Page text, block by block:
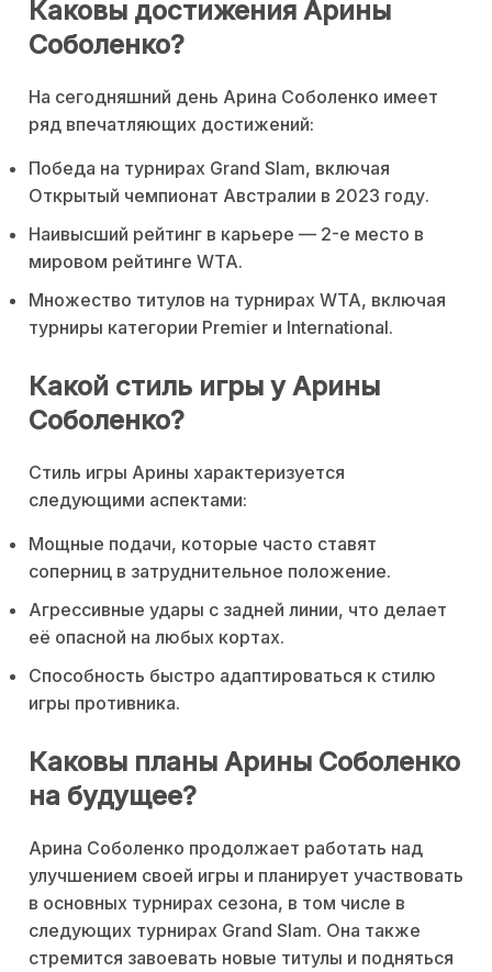
Каковы достижения Арины
Соболенко?
На сегодняшний день Арина Соболенко имеет
ряд впечатляющих достижений:
Победа на турнирах Grand Slam, включая
Открытый чемпионат Австралии в 2023 году.
Наивысший рейтинг в карьере — 2-е место в
мировом рейтинге WTA.
Множество титулов на турнирах WTA, включая
турниры категории Premier и International.
Какой стиль игры у Арины
Соболенко?
Стиль игры Арины характеризуется
следующими аспектами:
Мощные подачи, которые часто ставят
соперниц в затруднительное положение.
Агрессивные удары с задней линии, что делает
её опасной на любых кортах.
Способность быстро адаптироваться к стилю
игры противника.
Каковы планы Арины Соболенко
на будущее?
Aрина Соболенко продолжает работать над
улучшением своей игры и планирует участвовать
в основных турнирах сезона, в том числе в
следующих турнирах Grand Slam. Она также
стремится завоевать новые титулы и подняться